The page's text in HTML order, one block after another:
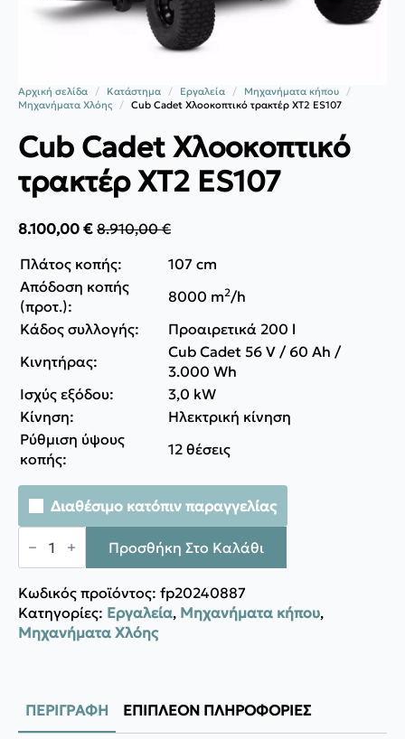
Αρχική σελίδα Κατάστημα Εργαλεία
Μηχανήματα κήπου
Μηχανήματα Χλόης
Cub Cadet Χλοοκοπτικό τρακτέρ XT2 ES107
Cub Cadet Χλοοκοπτικό
τρακτέρ XT2 ES107
8.910,00€
Original
price
was:
8.910,00 €.
8.100,00 €
Η
τρέχουσα
τιμή
είναι:
8.100,00 €.
Πλάτος κοπής:
107 cm
Απόδοση κοπής
(προτ.):
8000 m2/h
Κάδος συλλογής:
Προαιρετικά 200 l
Κινητήρας:
Cub Cadet 56 V / 60 Ah /
3.000 Wh
Ισχύς εξόδου:
3,0 kW
Κίνηση:
Ηλεκτρική κίνηση
Ρύθμιση ύψους
κοπής:
12 θέσεις
Διαθέσιμο κατόπιν παραγγελίας
Cub
Cadet
Χλοοκοπτικό
XT2
ES107
ποσότητα
Προσθήκη Στο Καλάθι
Κωδικός προϊόντος: fp20240887
Κατηγορίες: Εργαλεία, Μηχανήματα κήπου,
Μηχανήματα Χλόης
ΠΕΡΙΓΡΑΦΉ ΕΠΙΠΛΈΟΝ ΠΛΗΡΟΦΟΡΊΕΣ